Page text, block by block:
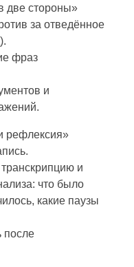
две стороны»
за отведённое
фраз
и
рефлексия»
и
что было
какие паузы
после